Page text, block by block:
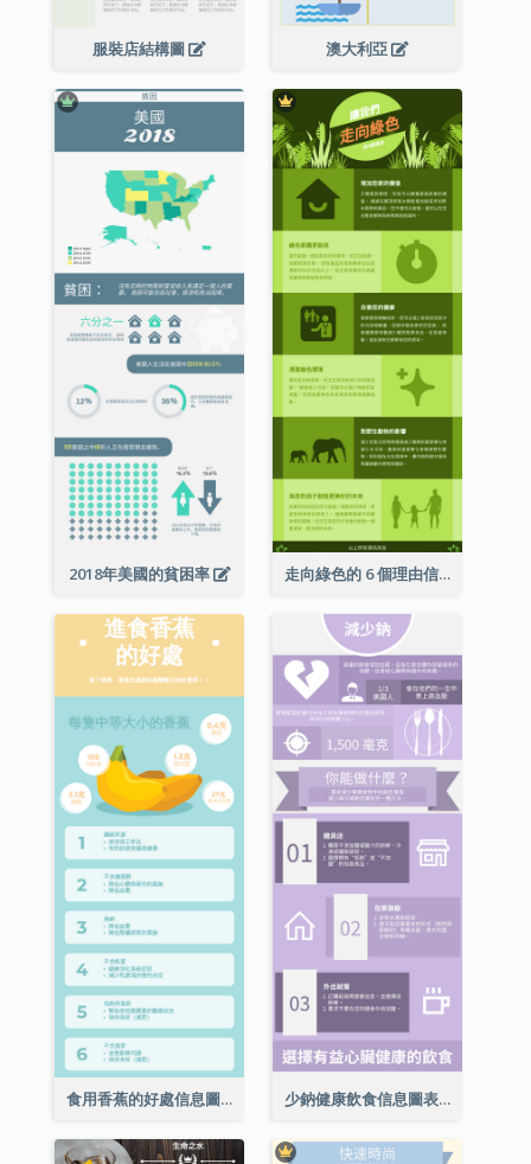
服裝店結構圖 澳大利亞
2018年美國的貧困率 走向綠色的 6 個理由信息圖表
食用香蕉的好處信息圖表 少鈉健康飲食信息圖表